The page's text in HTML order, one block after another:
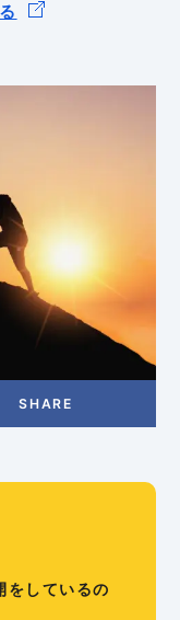
SHARE
をしているの